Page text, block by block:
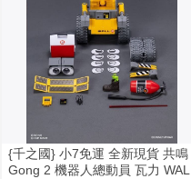
{千之國} 小7免運 全新現貨 共鳴
Gong 2 機器人總動員 瓦力 WAL